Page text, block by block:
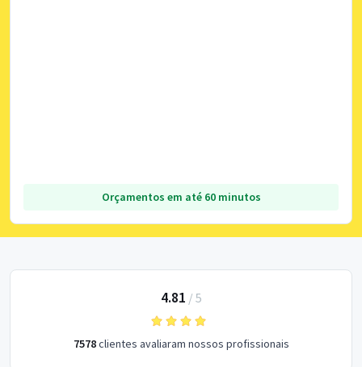
Orçamentos em até 60 minutos
4.81 / 5
7578clientes avaliaram nossos profissionais